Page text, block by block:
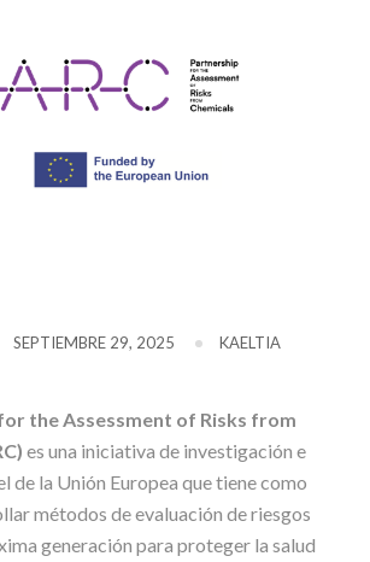
SEPTIEMBRE 29, 2025 KAELTIA
the Assessment of Risks from
es una iniciativa de investigación e
de la Unión Europea que tiene como
métodos de evaluación de riesgos
generación para proteger la salud